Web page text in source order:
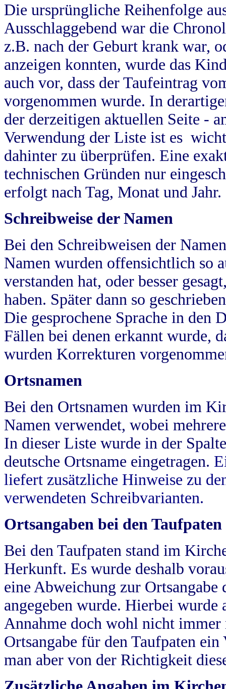
Die ursprüngliche Reihenfolge
Ausschlaggebend war die
z.B. nach der Geburt krank war,
anzeigen konnten, wurde das
auch vor, dass der Taufeintrag
vorgenommen wurde. In
der derzeitigen aktuellen Seite -
Verwendung der Liste ist es
dahinter zu überprüfen. Eine
technischen Gründen nur
erfolgt nach Tag, Monat und Jahr.
Schreibweise der Namen
Bei den Schreibweisen der
Namen wurden offensichtlich so
verstanden hat, oder besser
haben. Später dann so
Die gesprochene Sprache in
Fällen bei denen erkannt wurde,
wurden Korrekturen
Ortsnamen
Bei den Ortsnamen wurden im
Namen verwendet, wobei
In dieser Liste wurde in der
deutsche Ortsname eingetragen.
liefert zusätzliche Hinweise zu
verwendeten Schreibvarianten.
Ortsangaben bei den Taufpaten
Bei den Taufpaten stand im
Herkunft. Es wurde deshalb
eine Abweichung zur
angegeben wurde. Hierbei wurde
Annahme doch wohl nicht
Ortsangabe für den Taufpaten
man aber von der Richtigkeit